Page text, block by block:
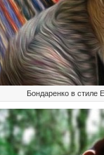
Бондаренко в стиле